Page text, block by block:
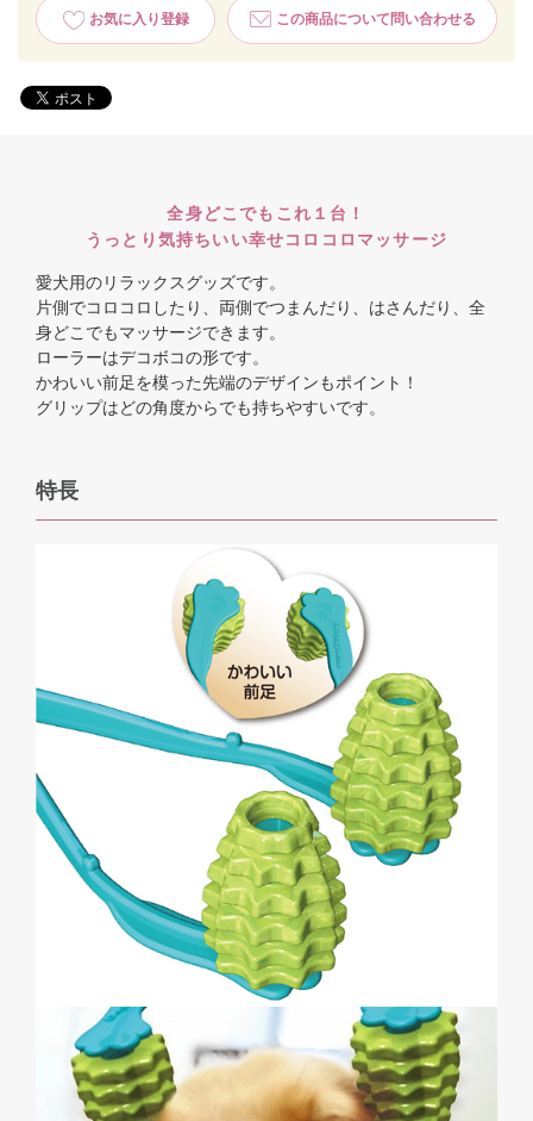
お気に入り登録 この商品について問い合わせる
全身どこでもこれ１台！
うっとり気持ちいい幸せコロコロマッサージ
愛犬用のリラックスグッズです。
片側でコロコロしたり、両側でつまんだり、はさんだり、全
身どこでもマッサージできます。
ローラーはデコボコの形です。
かわいい前足を模った先端のデザインもポイント！
グリップはどの角度からでも持ちやすいです。
特長